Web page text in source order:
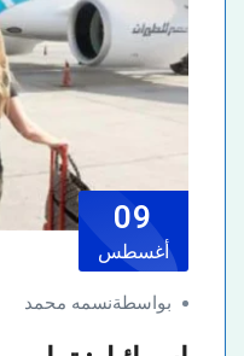
09
أغسطس
بواسطةنسمه محمد